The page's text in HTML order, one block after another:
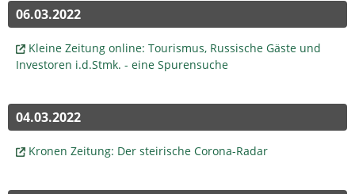
06.03.2022
Kleine Zeitung online: Tourismus, Russische Gäste und
Investoren i.d.Stmk. - eine Spurensuche
04.03.2022
Kronen Zeitung: Der steirische Corona-Radar